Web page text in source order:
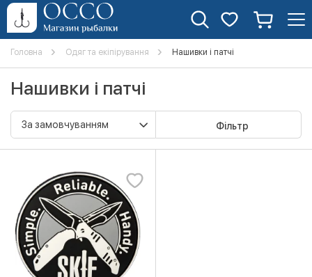
Головна Одяг та екіпірування Нашивки і патчі
Нашивки і патчі
Фільтр